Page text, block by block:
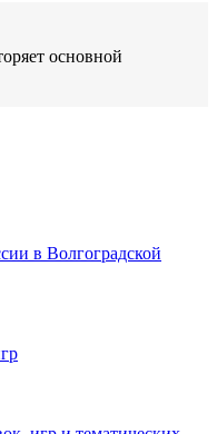
основной
в Волгоградской